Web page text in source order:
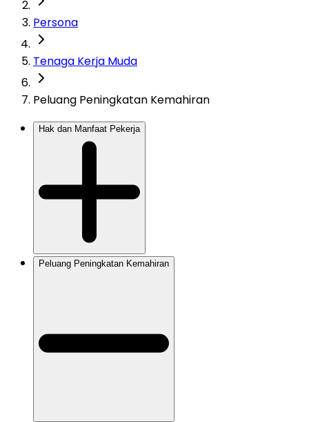
Persona
Tenaga Kerja Muda
Peluang Peningkatan Kemahiran
Hak dan Manfaat Pekerja
Peluang Peningkatan Kemahiran